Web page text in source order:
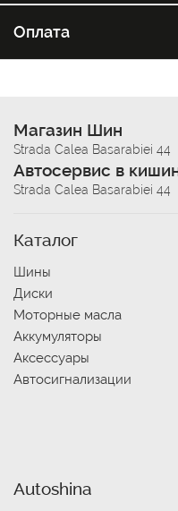
Оплата
Магазин Шин
Strada Calea Basarabiei 44
Автосервис в
Strada Calea Basarabiei 44
Каталог
Шины
Диски
Моторные масла
Аккумуляторы
Аксессуары
Автосигнализации
Autoshina